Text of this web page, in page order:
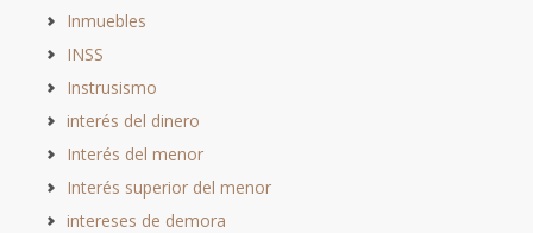
Inmuebles
INSS
Instrusismo
interés del dinero
Interés del menor
Interés superior del menor
intereses de demora